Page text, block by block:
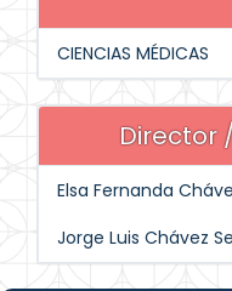
CIENCIAS MÉDICAS
Director
Elsa Fernanda
Jorge Luis Chávez